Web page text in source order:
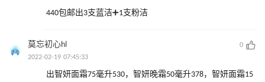
440包邮出3支蓝洁➕1支粉洁
莫忘初心hl
0
2022-02-19 07:45:33
出智妍面霜75毫升530，智妍晚霜50毫升378，智妍面霜15